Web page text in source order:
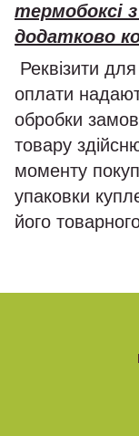
термобоксі
додатково
Реквізити для
оплати
обробки
товару
моменту
упаковки
його